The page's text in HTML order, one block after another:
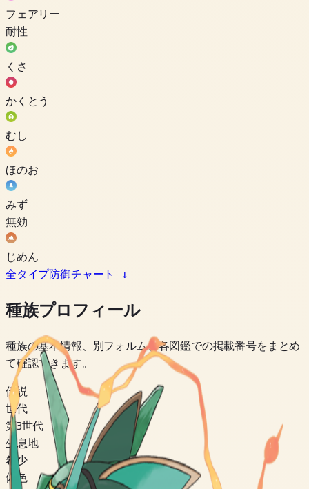
フェアリー
耐性
くさ
かくとう
むし
ほのお
みず
無効
じめん
全タイプ防御チャート
↓
種族プロフィール
種族の基本情報、別フォルム、各図鑑での掲載番号をまとめ
て確認できます。
伝説
世代
第3世代
生息地
希少
体色